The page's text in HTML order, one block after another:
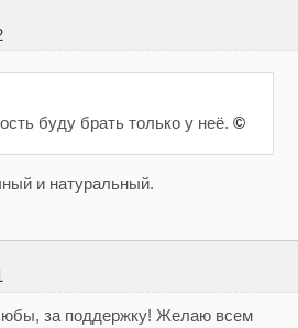
буду брать только у неё. ©
и натуральный.
за поддержку! Желаю всем